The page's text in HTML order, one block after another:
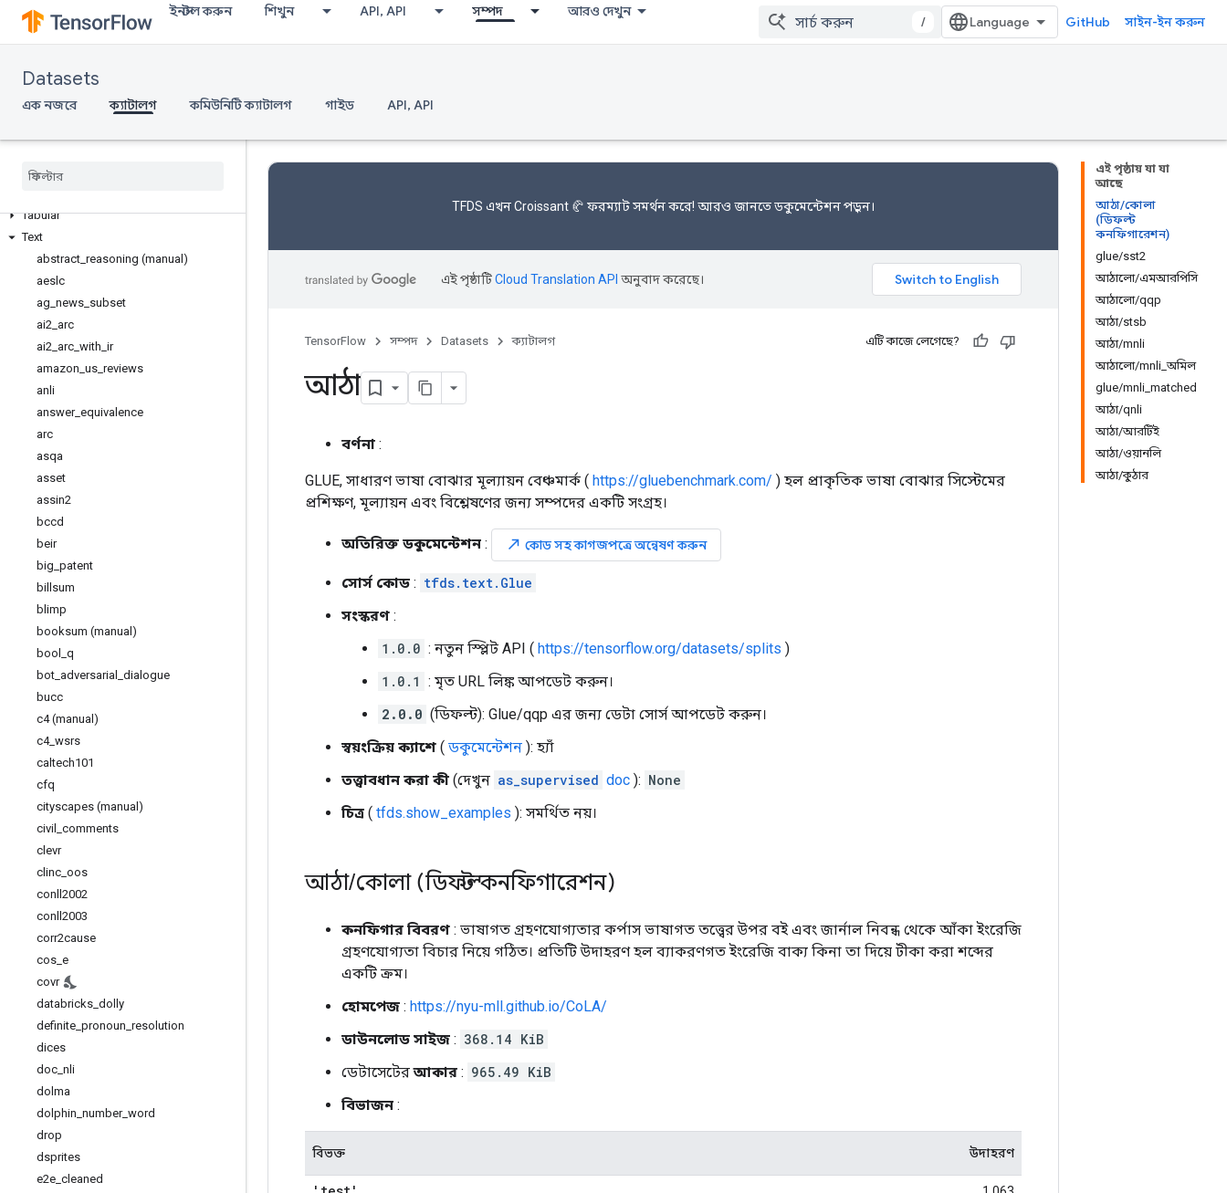
ইনস্টল করুন শিখুন API, API সম্পদ আরও দেখুন
/ GitHub সাইন-ইন করুন
Datasets
এক নজরে ক্যাটালগ কমিউনিটি ক্যাটালগ গাইড API, API
Sentiment analysis
Sequence modeling
Sequence to sequence language
modeling
Speech
Summarization
Tabular
Text
abstract reasoning (manual)
aeslc
ag news subset
ai2 arc
ai2 arc with ir
amazon us reviews
anli
answer_ equivalence
arc
asqa
asset
assin2
bccd
beir
big patent
billsum
blimp
booksum (manual)
bool
q
bot adversarial
dialogue
bucc
c4 (manual)
c4_ wsrs
caltech101
cfq
cityscapes (manual)
civil comments
clevr
clinc oos
conll2002
conll2003
corr2cause
cos e
covr
databricks dolly
definite pronoun resolution
dices
doc nli
dolma
dolphin number_ word
drop
dsprites
e2e cleaned
এই পৃষ্ঠায় যা যা
আছে
আঠা/কোলা
(ডিফল্ট
কনফিগারেশন)
glue/sst2
আঠালো/এমআরপিসি
আঠালো/qqp
আঠা/stsb
আঠা/mnli
আঠালো/mnli_অমিল
glue/mnli_matched
আঠা/qnli
আঠা/আরটিই
আঠা/ওয়ানলি
আঠা/কুঠার
TFDS এখনCroissant 🥐 ফরম্যাটসমর্থন করে! আরও জানতেডকুমেন্টেশনপড়ুন।
এই পৃষ্ঠাটিCloud Translation API অনুবাদ করেছে।
TensorFlow সম্পদ Datasets ক্যাটালগ এটি কাজে লেগেছে?
আঠা
বর্ণনা :
GLUE, সাধারণ ভাষা বোঝার মূল্যায়ন বেঞ্চমার্ক ( https://gluebenchmark.com/ ) হল প্রাকৃতিক ভাষা বোঝার সিস্টেমের
প্রশিক্ষণ, মূল্যায়ন এবং বিশ্লেষণের জন্য সম্পদের একটি সংগ্রহ।
অতিরিক্ত ডকুমেন্টেশন : north_east কোড সহ কাগজপত্রে অন্বেষণ করুন
সোর্স কোড : tfds.text.Glue
সংস্করণ :
1.0.0 : নতুন স্প্লিট API ( https://tensorflow.org/datasets/splits )
1.0.1 : মৃত URL লিঙ্ক আপডেট করুন।
2.0.0 (ডিফল্ট): Glue/qqp এর জন্য ডেটা সোর্স আপডেট করুন।
স্বয়ংক্রিয় ক্যাশে ( ডকুমেন্টেশন ): হ্যাঁ
তত্ত্বাবধান করা কী (দেখুন as_supervised doc ): None
চিত্র ( tfds.show_examples ): সমর্থিত নয়।
আঠা/কোলা (ডিফল্ট কনফিগারেশন)
কনফিগার বিবরণ : ভাষাগত গ্রহণযোগ্যতার কর্পাস ভাষাগত তত্ত্বের উপর বই এবং জার্নাল নিবন্ধ থেকে আঁকা ইংরেজি
গ্রহণযোগ্যতা বিচার নিয়ে গঠিত। প্রতিটি উদাহরণ হল ব্যাকরণগত ইংরেজি বাক্য কিনা তা দিয়ে টীকা করা শব্দের
একটি ক্রম।
হোমপেজ : https://nyu-mll.github.io/CoLA/
ডাউনলোড সাইজ : 368.14 KiB
ডেটাসেটেরআকার : 965.49 KiB
বিভাজন :
বিভক্ত উদাহরণ